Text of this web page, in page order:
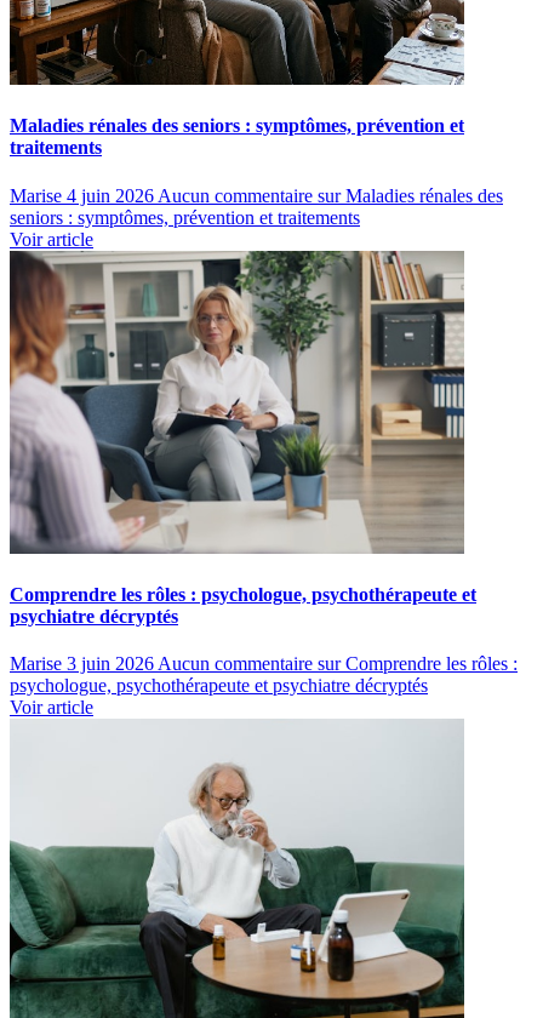
Maladies rénales des seniors : symptômes, prévention et
traitements
Marise 4 juin 2026 Aucun commentaire sur Maladies rénales des
seniors : symptômes, prévention et traitements
Voir article
Comprendre les rôles : psychologue, psychothérapeute et
psychiatre décryptés
Marise 3 juin 2026 Aucun commentaire sur Comprendre les rôles :
psychologue, psychothérapeute et psychiatre décryptés
Voir article